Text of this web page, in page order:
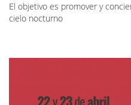
El objetivo es promover y
cielo nocturno